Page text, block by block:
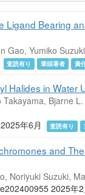
Ligand Bearing
Gao, Yumiko Suzuki
査読有り 筆頭著者 責
Halides in Water
Bjarne
年6月
査読有り
and
Noriyuki Suzuki,
2025年2